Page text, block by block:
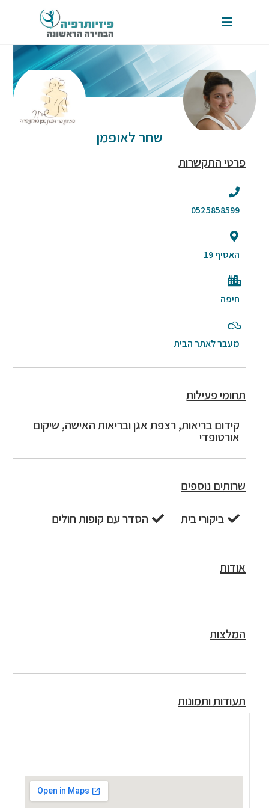
שחר לאופמן
פרטי התקשרות
0525858599
האסיף 19
חיפה
מעבר לאתר הבית
תחומי פעילות
קידום בריאות, רצפת אגן ובריאות האישה, שיקום
אורטופדי
שרותים נוספים
ביקורי בית הסדר עם קופות חולים
אודות
המלצות
תעודות ותמונות